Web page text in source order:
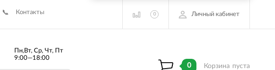
Контакты 0 Личный кабинет
Пн,Вт, Ср, Чт, Пт
9:00—18:00
0 Корзина пуста